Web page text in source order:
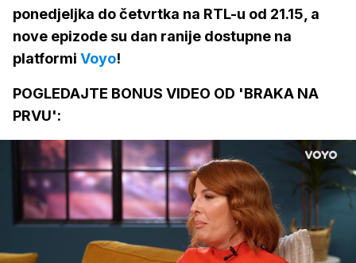
ponedjeljka do četvrtka na RTL-u od 21.15, a
nove epizode su dan ranije dostupne na
platformi Voyo!
POGLEDAJTE BONUS VIDEO OD 'BRAKA NA
PRVU':